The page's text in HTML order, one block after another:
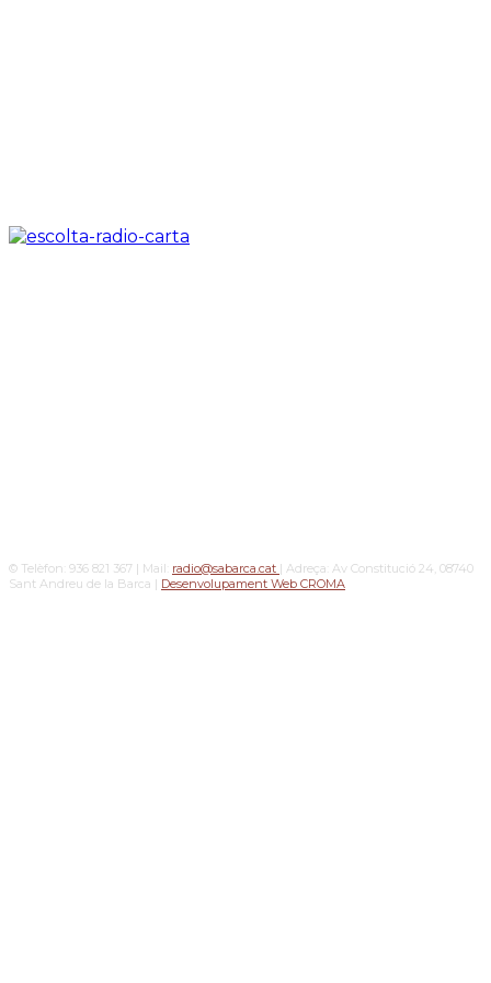
© Telèfon: 936 821 367 | Mail: radio@sabarca.cat | Adreça: Av Constitució 24, 08740
Sant Andreu de la Barca | Desenvolupament Web CROMA